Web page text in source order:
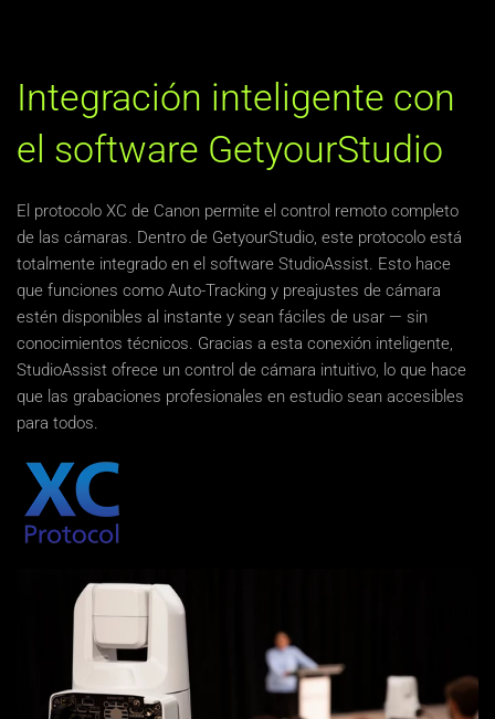
Integración inteligente con
el software GetyourStudio
El protocolo XC de Canon permite el control remoto completo
de las cámaras. Dentro de GetyourStudio, este protocolo está
totalmente integrado en el software StudioAssist. Esto hace
que funciones como Auto-Tracking y preajustes de cámara
estén disponibles al instante y sean fáciles de usar — sin
conocimientos técnicos. Gracias a esta conexión inteligente,
StudioAssist ofrece un control de cámara intuitivo, lo que hace
que las grabaciones profesionales en estudio sean accesibles
para todos.